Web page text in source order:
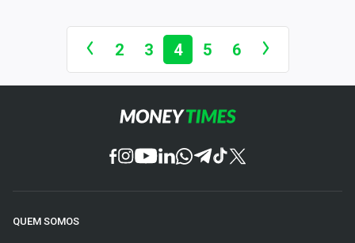
2 3 4 5 6
QUEM SOMOS